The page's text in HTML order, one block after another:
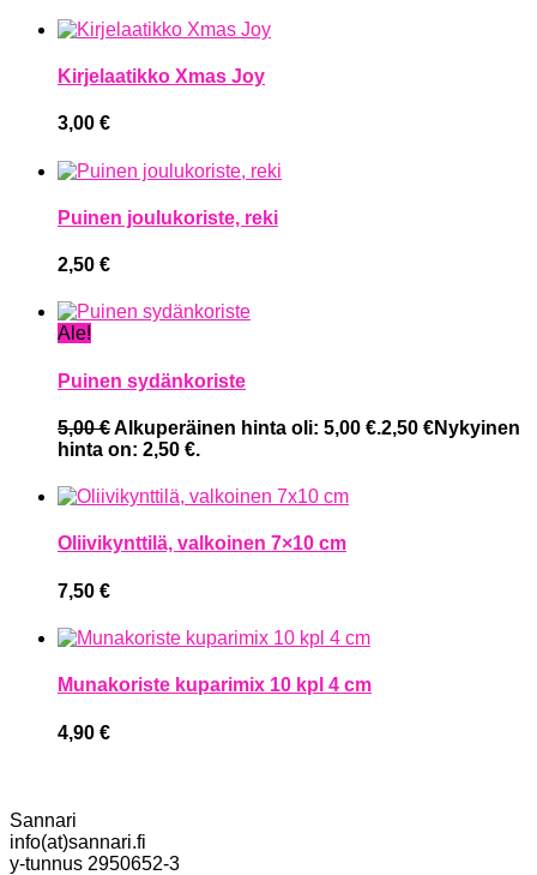
Kirjelaatikko Xmas Joy
3,00 €
Puinen joulukoriste, reki
2,50 €
Ale!
Puinen sydänkoriste
5,00€Alkuperäinen hinta oli: 5,00 €.2,50 €Nykyinen
hinta on: 2,50 €.
Oliivikynttilä, valkoinen 7×10 cm
7,50 €
Munakoriste kuparimix 10 kpl 4 cm
4,90 €
Sannari
info(at)sannari.fi
y-tunnus 2950652-3